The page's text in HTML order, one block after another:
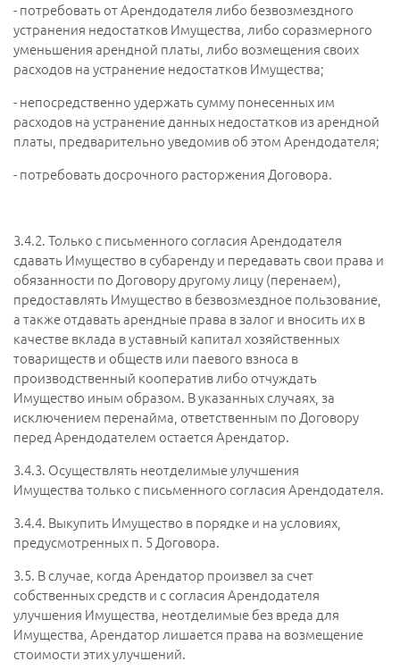
- потребовать от Арендодателя либо безвозмездного
устранения недостатков Имущества, либо соразмерного
уменьшения арендной платы, либо возмещения своих
расходов на устранение недостатков Имущества;
- непосредственно удержать сумму понесенных им
расходов на устранение данных недостатков из арендной
платы, предварительно уведомив об этом Арендодателя;
- потребовать досрочного расторжения Договора.
3.4.2.Только с письменного согласия Арендодателя
сдавать Имущество в субаренду и передавать свои права и
обязанности по Договору другому лицу (перенаем),
предоставлять Имущество в безвозмездное пользование,
а также отдавать арендные права в залог и вносить их в
качестве вклада в уставный капитал хозяйственных
товариществ и обществ или паевого взноса в
производственный кооператив либо отчуждать
Имущество иным образом. В указанных случаях, за
исключением перенайма, ответственным по Договору
перед Арендодателем остается Арендатор.
3.4.3. Осуществлять неотделимые улучшения
Имущества только с письменного согласия Арендодателя.
3.4.4. Выкупить Имущество в порядке и на условиях,
предусмотренных п. 5 Договора.
3.5. В случае, когда Арендатор произвел за счет
собственных средств и с согласия Арендодателя
улучшения Имущества, неотделимые без вреда для
Имущества, Арендатор лишается права на возмещение
стоимости этих улучшений.